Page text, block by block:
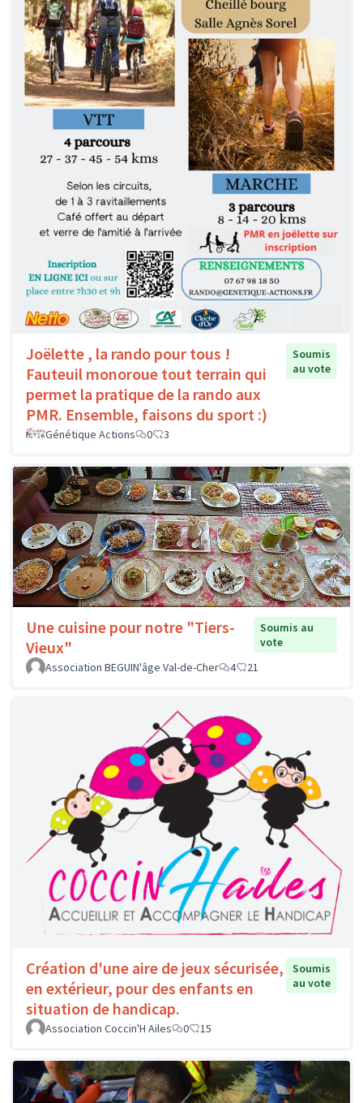
Joëlette , la rando pour tous !
Fauteuil monoroue tout terrain qui
permet la pratique de la rando aux
PMR. Ensemble, faisons du sport :)
Soumis
au vote
Génétique Actions 0 3
Une cuisine pour notre "Tiers-
Vieux"
Soumis au
vote
Association BEGUIN'âge Val-de-Cher
4 21
Création d'une aire de jeux sécurisée,
en extérieur, pour des enfants en
situation de handicap.
Soumis
au vote
Association Coccin'H Ailes 0 15